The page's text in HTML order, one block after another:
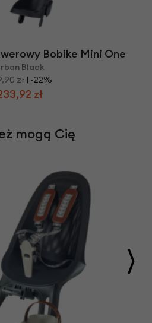
Bobike Mini One
Black
zł | -22%
zł
mogą Cię